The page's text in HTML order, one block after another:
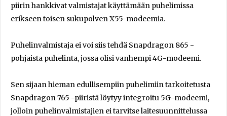
piirin hankkivat valmistajat käyttämään puhelimissa
erikseen toisen sukupolven X55-modeemia.
Puhelinvalmistaja ei voi siis tehdä Snapdragon 865 -
pohjaista puhelinta, jossa olisi vanhempi 4G-modeemi.
Sen sijaan hieman edullisempiin puhelimiin tarkoitetusta
Snapdragon 765 -piiristä löytyy integroitu 5G-modeemi,
jolloin puhelinvalmistajien ei tarvitse laitesuunnittelussa